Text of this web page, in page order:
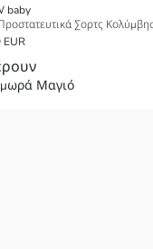
baby
EUR
Μαγιό